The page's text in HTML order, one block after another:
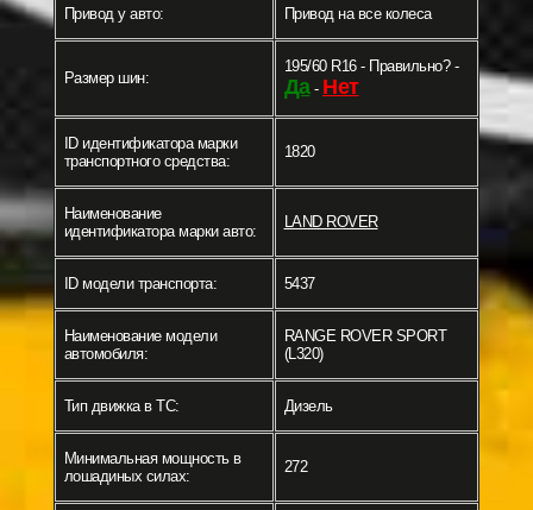
Привод у авто: Привод на все колеса
Размер шин:
195/60 R16 - Правильно? -
Да- Нет
ID идентификатора марки
транспортного средства:
1820
Наименование
идентификатора марки авто:
LAND ROVER
ID модели транспорта: 5437
Наименование модели
автомобиля:
RANGE ROVER SPORT
(L320)
Тип движка в ТС: Дизель
Минимальная мощность в
лошадиных силах:
272